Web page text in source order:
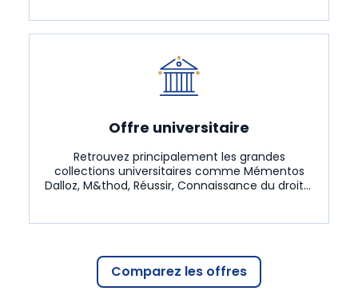
Offre universitaire
Retrouvez principalement les grandes
collections universitaires comme Mémentos
Dalloz, M&thod, Réussir, Connaissance du droit...
Comparez les offres